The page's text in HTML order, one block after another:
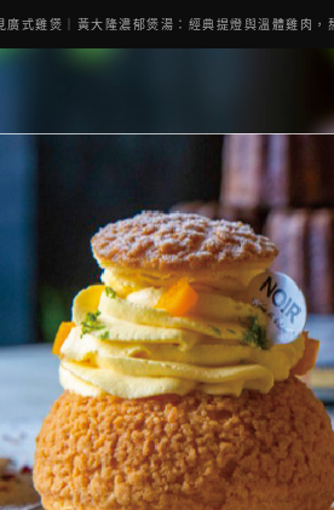
廣式雞煲｜黃大隆濃郁煲湯：經典提燈與溫體雞肉，